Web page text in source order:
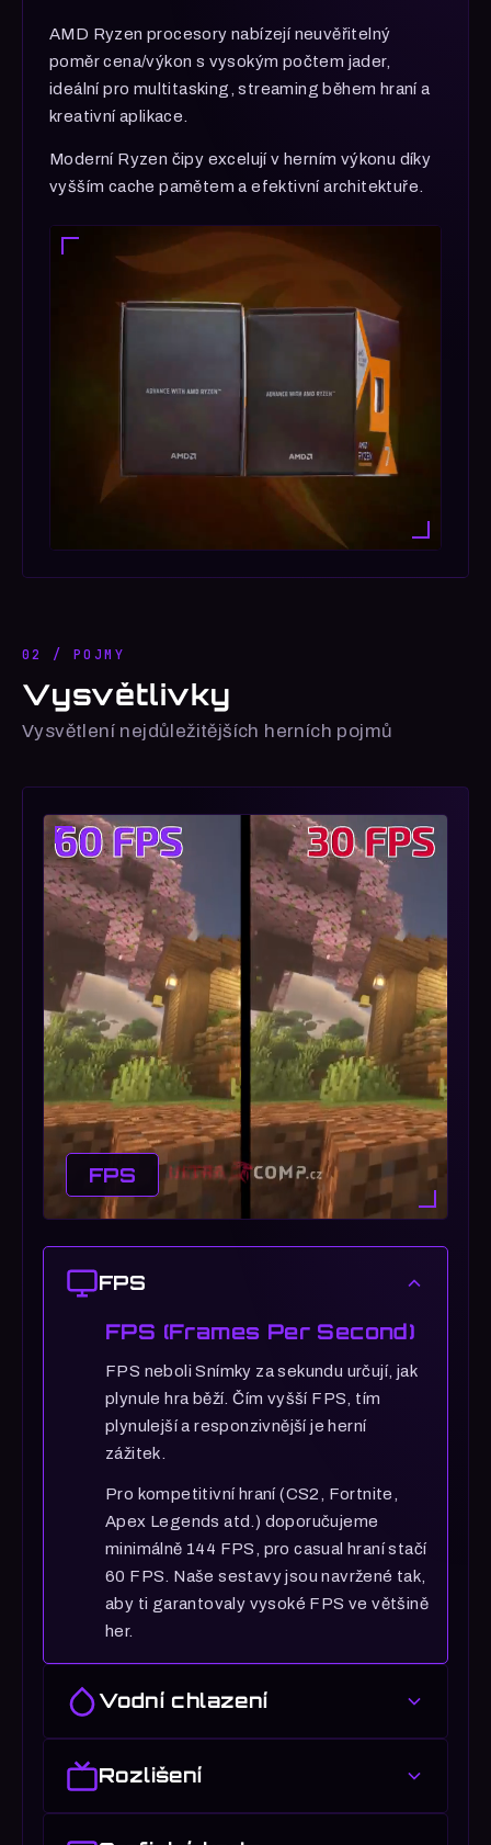
AMD Ryzen procesory nabízejí neuvěřitelný
poměr cena/výkon s vysokým počtem jader,
ideální pro multitasking, streaming během hraní a
kreativní aplikace.
Moderní Ryzen čipy excelují v herním výkonu díky
vyšším cache pamětem a efektivní architektuře.
02 / POJMY
Vysvětlivky
Vysvětlení nejdůležitějších herních pojmů
FPS
FPS
FPS (Frames Per Second)
FPS neboli Snímky za sekundu určují, jak
plynule hra běží. Čím vyšší FPS, tím
plynulejší a responzivnější je herní
zážitek.
Pro kompetitivní hraní (CS2, Fortnite,
Apex Legends atd.) doporučujeme
minimálně 144 FPS, pro casual hraní stačí
60 FPS. Naše sestavy jsou navržené tak,
aby ti garantovaly vysoké FPS ve většině
her.
Vodní chlazení
systém, který efektivněji odvádí teplo z
Rozlišení